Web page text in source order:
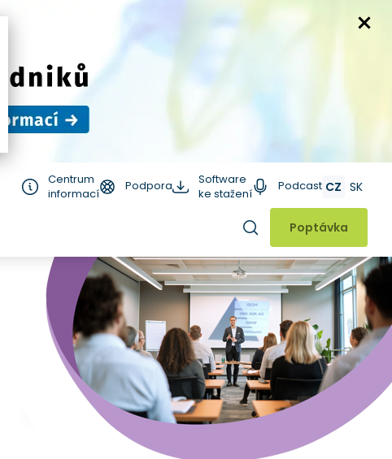
Centrum
informací
Podpora
Software
ke stažení
Podcast CZ SK
Hledat
Poptávka